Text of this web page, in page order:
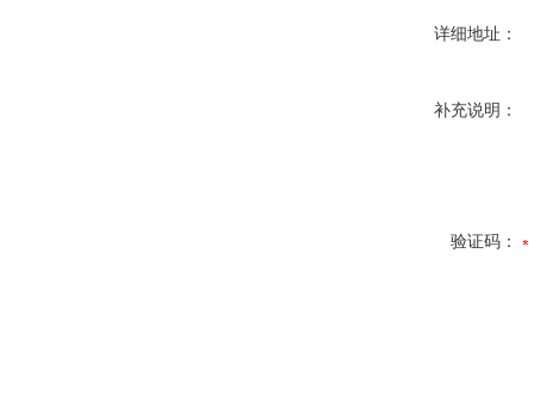
详细地址：
补充说明：
验证码：